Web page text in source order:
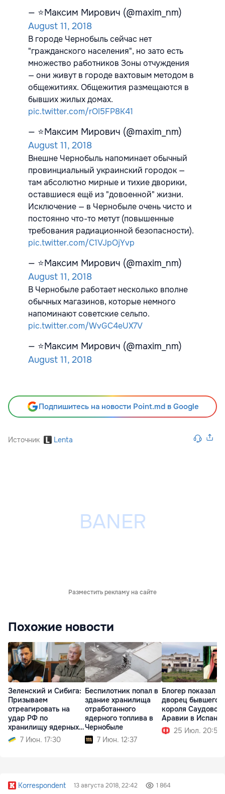
— ⭐️Максим Мирович (@maxim_nm)
August 11, 2018
В городе Чернобыль сейчас нет
"гражданского населения", но зато есть
множество работников Зоны отчуждения
— они живут в городе вахтовым методом в
общежитиях. Общежития размещаются в
бывших жилых домах.
pic.twitter.com/rOI5FP8K41
— ⭐️Максим Мирович (@maxim_nm)
August 11, 2018
Внешне Чернобыль напоминает обычный
провинциальный украинский городок —
там абсолютно мирные и тихие дворики,
оставшиеся ещё из "довоенной" жизни.
Исключение — в Чернобыле очень чисто и
постоянно что-то метут (повышенные
требования радиационной безопасности).
pic.twitter.com/C1VJpOjYvp
— ⭐️Максим Мирович (@maxim_nm)
August 11, 2018
В Чернобыле работает несколько вполне
обычных магазинов, которые немного
напоминают советские сельпо.
pic.twitter.com/WvGC4eUX7V
— ⭐️Максим Мирович (@maxim_nm)
August 11, 2018
Подпишитесь на новости Point.md в Google
Источник Lenta
Разместить рекламу на сайте
Похожие новости
Зеленский и Сибига:
Призываем
отреагировать на
удар РФ по
хранилищу ядерных
отходов
7 Июн. 17:30
Беспилотник попал в
здание хранилища
отработанного
ядерного топлива в
Чернобыле
7 Июн. 12:37
Блогер показал
дворец бывшего
короля
Аравии в
25 Июл. 20:59
Korrespondent 13 августа 2018, 22:42 1 864